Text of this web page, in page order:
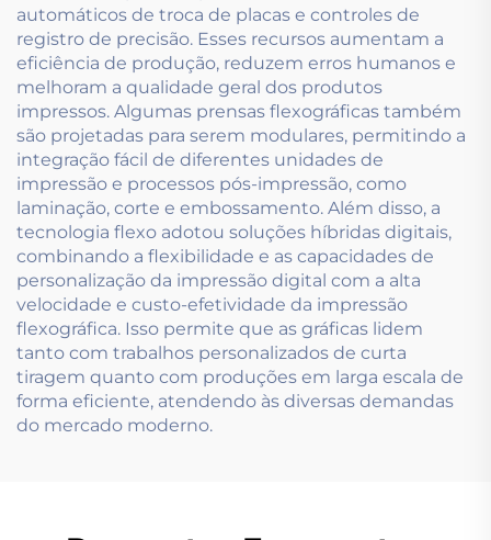
automáticos de troca de placas e controles de
registro de precisão. Esses recursos aumentam a
eficiência de produção, reduzem erros humanos e
melhoram a qualidade geral dos produtos
impressos. Algumas prensas flexográficas também
são projetadas para serem modulares, permitindo a
integração fácil de diferentes unidades de
impressão e processos pós-impressão, como
laminação, corte e embossamento. Além disso, a
tecnologia flexo adotou soluções híbridas digitais,
combinando a flexibilidade e as capacidades de
personalização da impressão digital com a alta
velocidade e custo-efetividade da impressão
flexográfica. Isso permite que as gráficas lidem
tanto com trabalhos personalizados de curta
tiragem quanto com produções em larga escala de
forma eficiente, atendendo às diversas demandas
do mercado moderno.